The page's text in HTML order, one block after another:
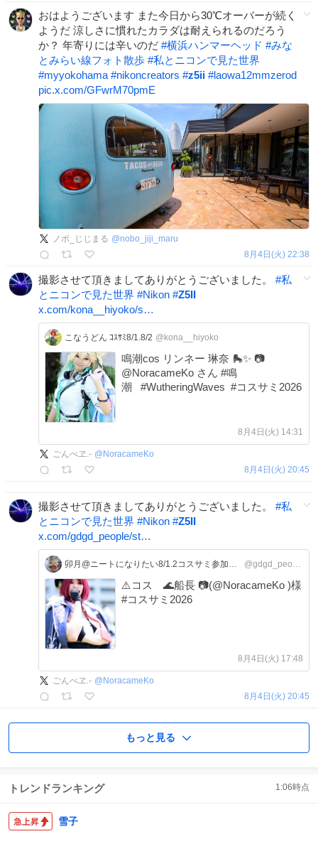
おはようございます また今日から30℃オーバーが続く
ようだ 涼しさに慣れたカラダは耐えられるのだろう
か？ 年寄りには辛いのだ #横浜ハンマーヘッド #みな
とみらい線フォト散歩 #私とニコンで見た世界
#myyokohama #nikoncreators #z5ii #laowa12mmzerod
pic.x.com/GFwrM70pmE
ノボ_じじまる @nobo_jiji_maru
8月4日(火) 22:38
撮影させて頂きましてありがとうございました。 #私
とニコンで見た世界 #Nikon #Z5II
x.com/kona__hiyoko/s…
こなうどん ｺｽｻﾐ8/1.8/2 @kona__hiyoko
鳴潮cos リンネー 琳奈 🛼✨ 📷
@NoracameKo さん #鳴
潮 #WutheringWaves #コスサミ2026
8月4日(火) 14:31
ごんべヱ.- @ NoracameKo
8月4日(火) 20:45
撮影させて頂きましてありがとうございました。 #私
とニコンで見た世界 #Nikon #Z5II
x.com/gdgd_people/st…
卯月@ニートになりたい8/1.2コスサミ参加予定 @gdgd_people
⚠️コス 🌊船長 📷(@NoracameKo )様
#コスサミ2026
8月4日(火) 17:48
ごんべヱ.- @ NoracameKo
8月4日(火) 20:45
もっと見る
トレンドランキング 1:06時点
雪子